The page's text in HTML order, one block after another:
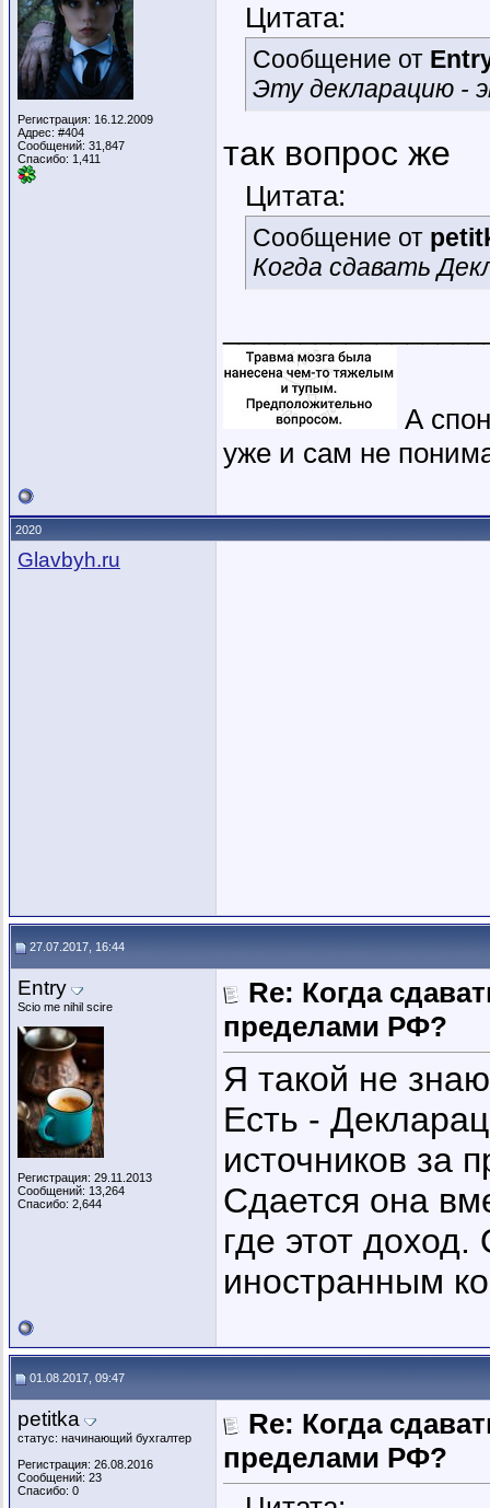
Регистрация: 16.12.2009
Адрес: #404
Сообщений: 31,847
Спасибо: 1,411
Цитата:
Сообщение от
Эту декларацию -
так вопрос же
Цитата:
Сообщение от
Когда сдавать
А
уже и сам не
2020
Glavbyh.ru
27.07.2017, 16:44
Entry
Scio me nihil scire
Регистрация: 29.11.2013
Сообщений: 13,264
Спасибо: 2,644
Re: Когда
пределами РФ?
Я такой не
Есть -
источников за
Сдается она
где этот
иностранным
01.08.2017, 09:47
petitka
статус: начинающий бухгалтер
Регистрация: 26.08.2016
Сообщений: 23
Спасибо: 0
Re: Когда
пределами РФ?